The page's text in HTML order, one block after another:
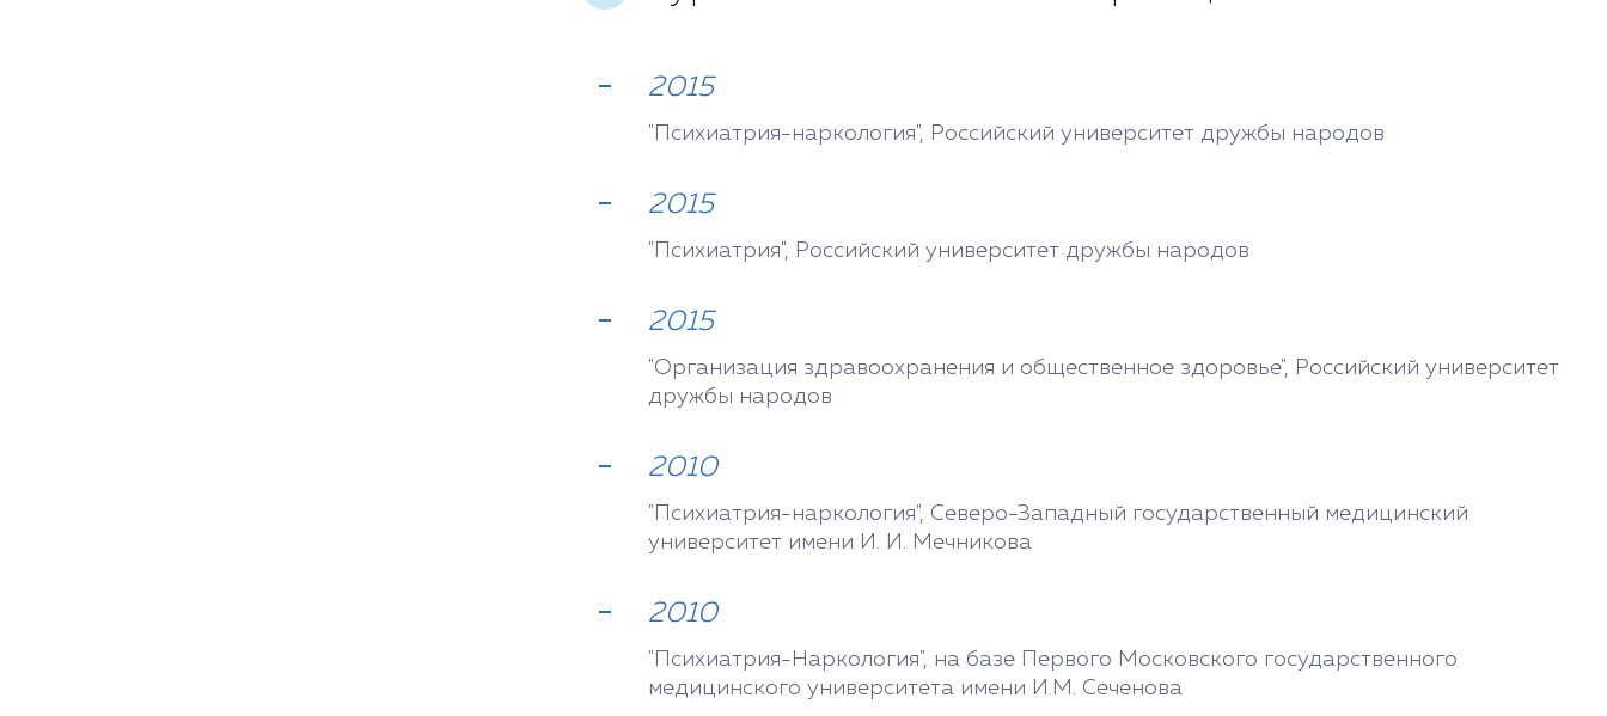
2015
"Психиатрия-наркология", Российский университет дружбы народов
2015
"Психиатрия", Российский университет дружбы народов
2015
"Организация здравоохранения и общественное здоровье", Российский университет
дружбы народов
2010
"Психиатрия-наркология", Северо-Западный государственный медицинский
университет имени И. И. Мечникова
2010
"Психиатрия-Наркология", на базе Первого Московского государственного
медицинского университета имени И.М. Сеченова